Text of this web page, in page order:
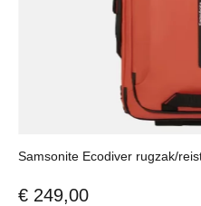
Samsonite Ecodiver rugzak/
€ 249,00